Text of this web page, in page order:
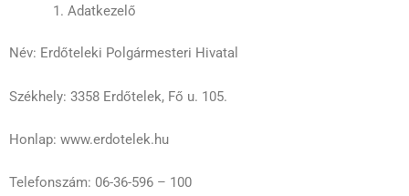
Adatkezelő
Név: Erdőteleki Polgármesteri Hivatal
Székhely: 3358 Erdőtelek, Fő u. 105.
Honlap: www.erdotelek.hu
Telefonszám: 06-36-596 – 100